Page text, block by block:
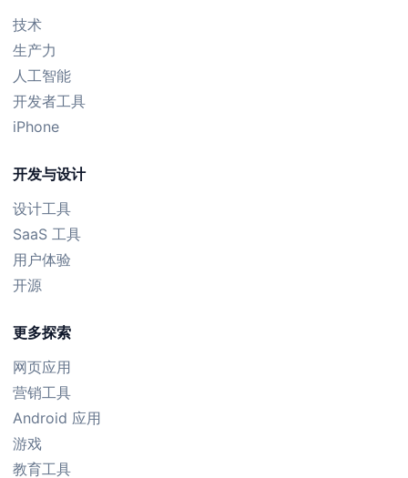
技术
生产力
人工智能
开发者工具
iPhone
开发与设计
设计工具
SaaS 工具
用户体验
开源
更多探索
网页应用
营销工具
Android 应用
游戏
教育工具